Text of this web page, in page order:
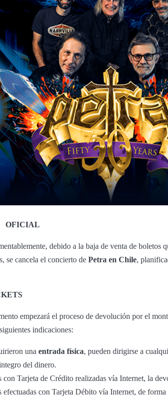
OFICIAL
debido a la baja de venta de boletos
se cancela el concierto de Petra en Chile,
empezará el proceso de devolución por el
indicaciones:
una entrada física, pueden dirigirse a
del dinero.
con Tarjeta de Crédito realizadas vía Internet, la
efectuadas con Tarjeta Débito vía Internet, de